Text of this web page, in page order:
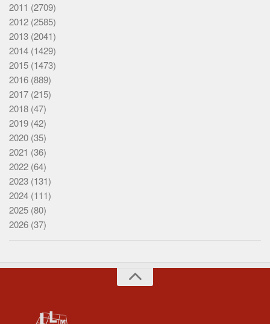
2011 (2709)
2012 (2585)
2013 (2041)
2014 (1429)
2015 (1473)
2016 (889)
2017 (215)
2018 (47)
2019 (42)
2020 (35)
2021 (36)
2022 (64)
2023 (131)
2024 (111)
2025 (80)
2026 (37)